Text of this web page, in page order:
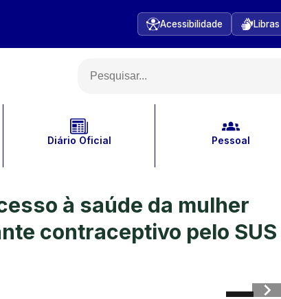
Acessibilidade Libras
Diário Oficial Pessoal
à saúde da mulher
contraceptivo pelo SUS